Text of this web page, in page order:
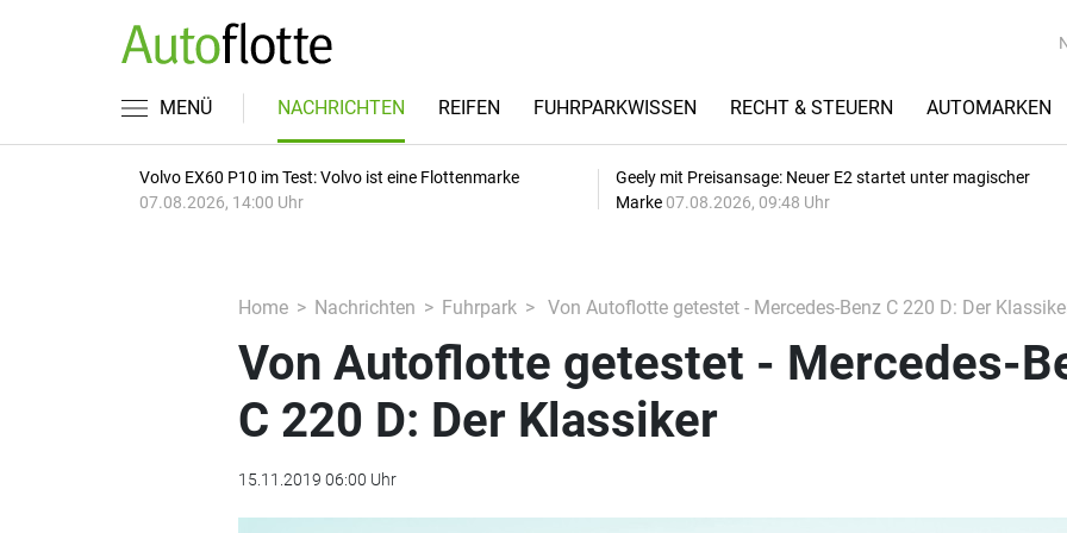
MENÜ NACHRICHTEN REIFEN FUHRPARKWISSEN RECHT & STEUERN AUTOMARKEN
Volvo EX60 P10 im Test: Volvo ist eine Flottenmarke
07.08.2026, 14:00 Uhr
Geely mit Preisansage: Neuer E2 startet unter magischer
Marke 07.08.2026, 09:48 Uhr
Home Nachrichten Fuhrpark Von Autoflotte getestet - Mercedes-Benz C 220 D: Der
Von Autoflotte getestet - Mercedes-
C 220 D: Der Klassiker
15.11.2019 06:00 Uhr